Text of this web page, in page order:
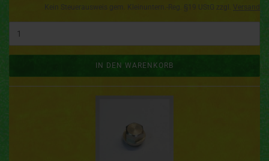
IN DEN WARENKORB